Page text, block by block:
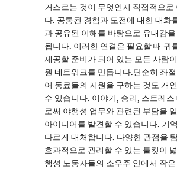
거스르는 것이 무엇인지 직접적으로
다. 공통된 경험과 도전에 대한 대화
과 공유된 이해를 바탕으로 유대감
됩니다. 이러한 연결은 필요할 때 귀
제공할 준비가 되어 있는 모든 사람
원 네트워크를 만듭니다.단순히 좌
어 동료들의 지원을 구하는 것도 개
수 있습니다. 이야기, 승리, 스트레
로써 야행성 업무와 관련된 부담을
아이디어를 발견할 수 있습니다. 기
다르게 대처합니다. 다양한 관점을
효과적으로 관리할 수 있는 툴킷이
행성 노동자들의 소우주 안에서 작